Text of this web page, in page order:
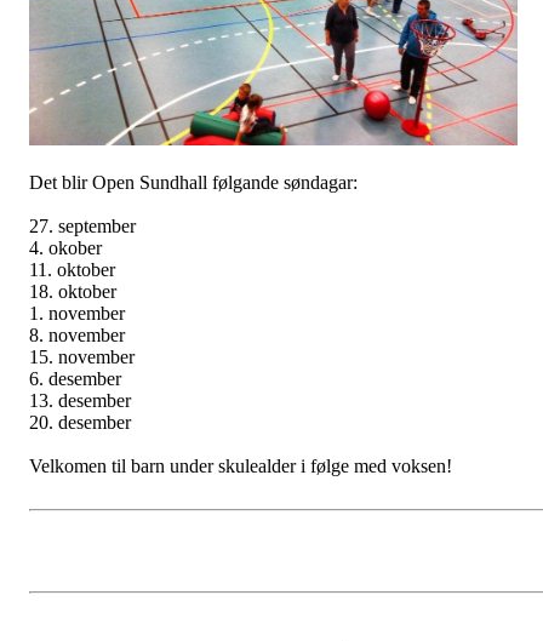
Det blir Open Sundhall følgande søndagar:
27. september
4. okober
11. oktober
18. oktober
1. november
8. november
15. november
6. desember
13. desember
20. desember
Velkomen til barn under skulealder i følge med voksen!